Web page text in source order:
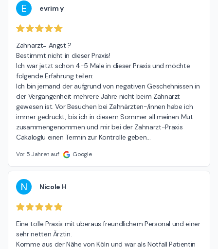
E evrim y
Zahnarzt= Angst ?
Bestimmt nicht in dieser Praxis!
Ich war jetzt schon 4-5 Male in dieser Praxis und möchte
folgende Erfahrung teilen:
Ich bin jemand der aufgrund von negativen Geschehnissen in
der Vergangenheit mehrere Jahre nicht beim Zahnarzt
gewesen ist. Vor Besuchen bei Zahnärzten-/innen habe ich
immer gedrückt, bis ich in diesem Sommer all meinen Mut
zusammengenommen und mir bei der Zahnarzt-Praxis
Cakaloglu einen Termin zur Kontrolle geben…
Vor 5 Jahren auf Google
N Nicole H
Eine tolle Praxis mit überaus freundlichem Personal und einer
sehr netten Ärztin.
Komme aus der Nähe von Köln und war als Notfall Patientin